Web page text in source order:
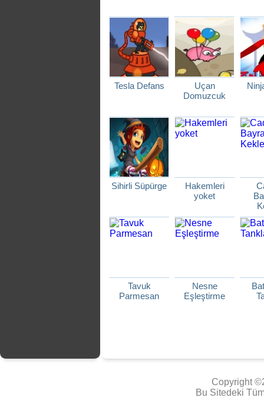
Tesla Defans
Uçan
Domuzcuk
Sihirli Süpürge
Hakemleri
yoket
Tavuk
Parmesan
Nesne
Eşleştirme
Copyright
Bu Sitedeki